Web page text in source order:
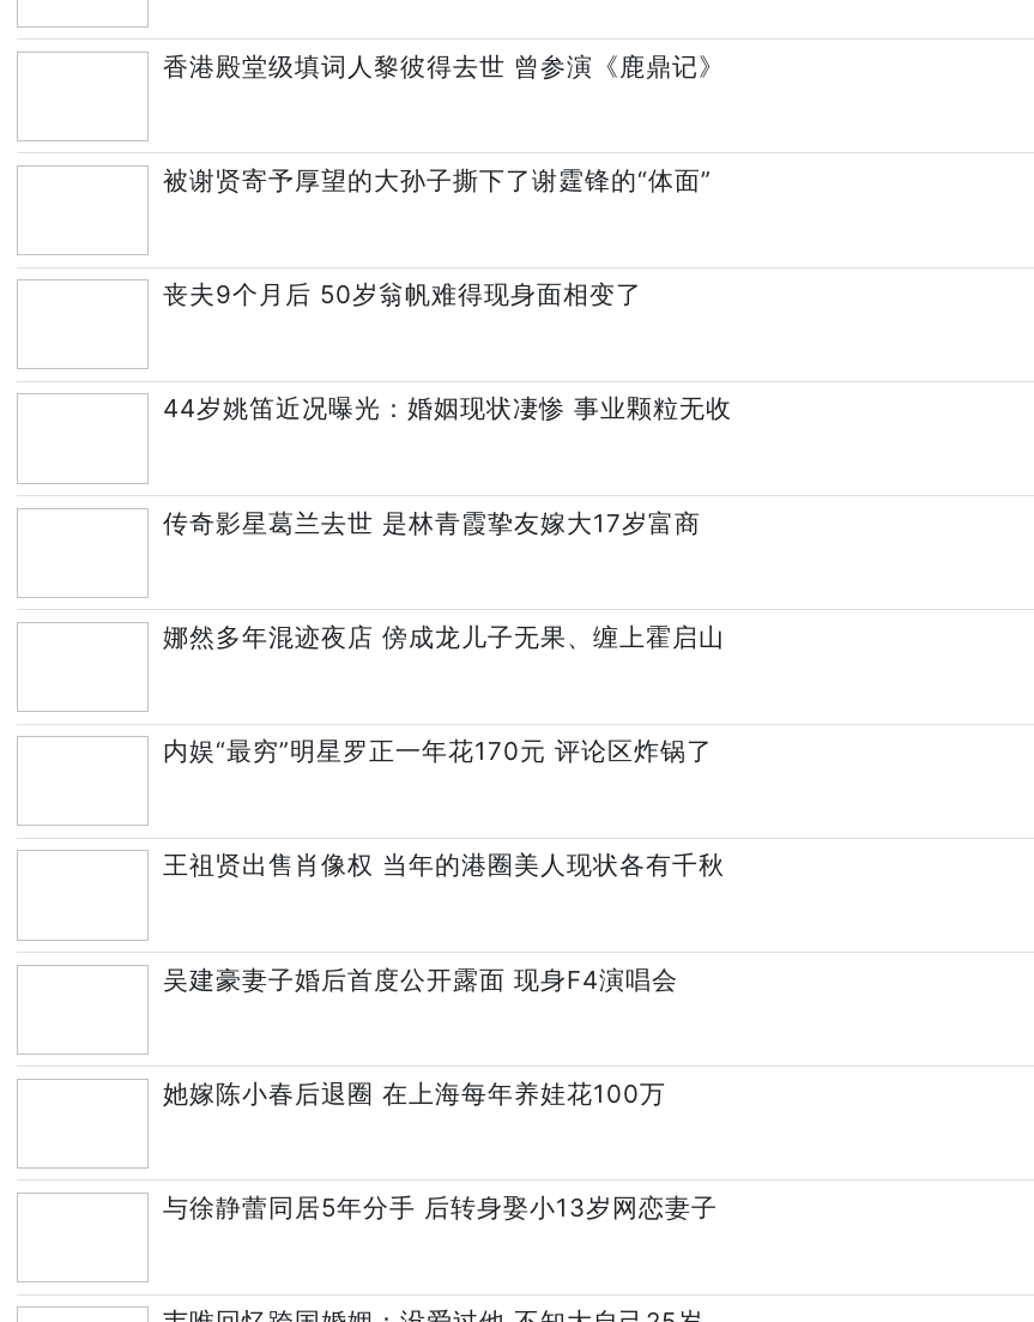
香港殿堂级填词人黎彼得去世 曾参演《鹿鼎记》
被谢贤寄予厚望的大孙子撕下了谢霆锋的“体面”
丧夫9个月后 50岁翁帆难得现身面相变了
44岁姚笛近况曝光：婚姻现状凄惨 事业颗粒无收
传奇影星葛兰去世 是林青霞挚友嫁大17岁富商
娜然多年混迹夜店 傍成龙儿子无果、缠上霍启山
内娱“最穷”明星罗正一年花170元 评论区炸锅了
王祖贤出售肖像权 当年的港圈美人现状各有千秋
吴建豪妻子婚后首度公开露面 现身F4演唱会
她嫁陈小春后退圈 在上海每年养娃花100万
与徐静蕾同居5年分手 后转身娶小13岁网恋妻子